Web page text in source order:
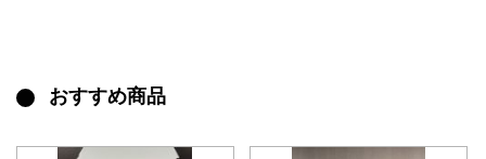
おすすめ商品